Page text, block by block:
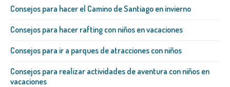
Consejos para hacer el Camino de Santiago en invierno
Consejos para hacer rafting con niños en vacaciones
Consejos para ir a parques de atracciones con niños
Consejos para realizar actividades de aventura con niños en
vacaciones